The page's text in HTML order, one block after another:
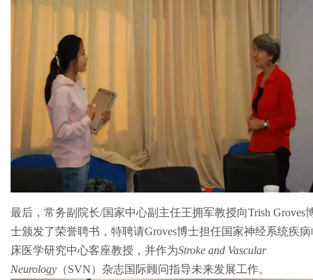
最后，常务副院长/国家中心副主任王拥军教授向Trish Groves
士颁发了荣誉聘书，特聘请Groves博士担任国家神经系统疾病
床医学研究中心客座教授，并作为Stroke and Vascular
Neurology （SVN）杂志国际顾问指导未来发展工作。